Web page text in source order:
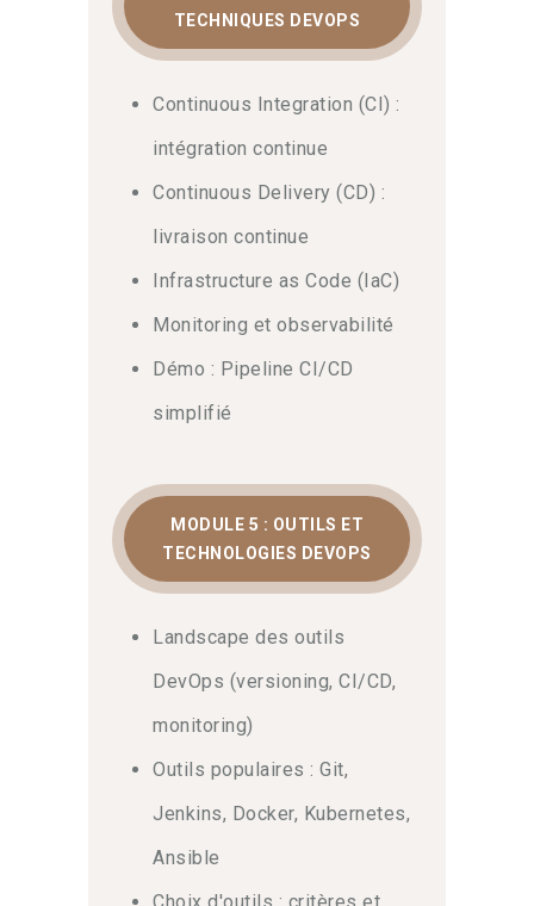
TECHNIQUES DEVOPS
Continuous Integration (CI) :
intégration continue
Continuous Delivery (CD) :
livraison continue
Infrastructure as Code (IaC)
Monitoring et observabilité
Démo : Pipeline CI/CD
simplifié
MODULE 5 : OUTILS ET
TECHNOLOGIES DEVOPS
Landscape des outils
DevOps (versioning, CI/CD,
monitoring)
Outils populaires : Git,
Jenkins, Docker, Kubernetes,
Ansible
Choix d'outils : critères et